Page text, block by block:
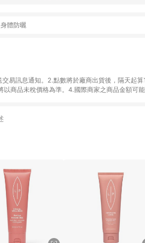
身體防曬
易訊息通知。2.點數將於廠商出貨後，隔天起算
商品未稅價格為準。4.國際商家之商品金額可